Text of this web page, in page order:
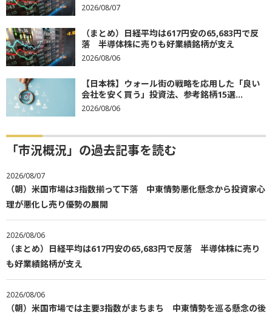
2026/08/07
（まとめ）日経平均は617円安の65,683円で反
落 半導体株に売りも好業績銘柄が支え
2026/08/06
【日本株】ウォール街の戦略を応用した「良い
会社を安く買う」投資法、参考銘柄15選...
2026/08/06
「市況概況」の過去記事を読む
2026/08/07
（朝）米国市場は3指数揃って下落 中東情勢悪化懸念から投資家心
理が悪化し売り優勢の展開
2026/08/06
（まとめ）日経平均は617円安の65,683円で反落 半導体株に売り
も好業績銘柄が支え
2026/08/06
（朝）米国市場では主要3指数がまちまち 中東情勢を巡る懸念の後